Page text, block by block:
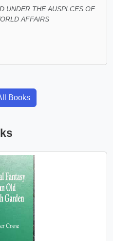
UNDER THE AUSPLCES OF
AFFAIRS
Books